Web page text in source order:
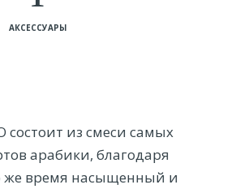
АКСЕССУАРЫ
состоит из смеси самых
арабики, благодаря
же время насыщенный и